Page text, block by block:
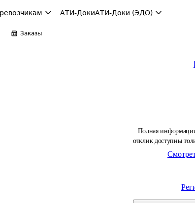
АТИ-ДокиАТИ-Доки (ЭДО)
Заказы
Полная
отклик доступны